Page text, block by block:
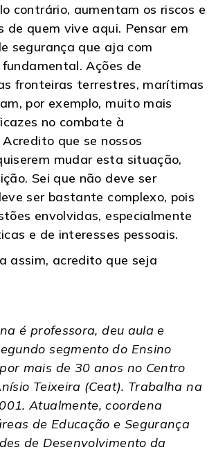
contrário, aumentam os riscos e
de quem vive aqui. Pensar em
segurança que aja com
Ações de
fronteiras terrestres, marítimas
por exemplo, muito mais
no combate à
que se nossos
mudar esta situação,
Sei que não deve ser
ser bastante complexo, pois
envolvidas, especialmente
e de interesses pessoais.
assim, acredito que seja
é professora, deu aula e
segmento do Ensino
mais de 30 anos no Centro
Teixeira (Ceat). Trabalha na
Atualmente, coordena
de Educação e Segurança
de Desenvolvimento da